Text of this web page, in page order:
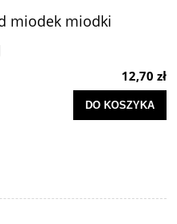
miodek miodki
12,70 zł
DO KOSZYKA